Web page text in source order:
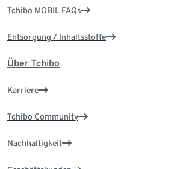
Tchibo MOBIL FAQs
Entsorgung / Inhaltsstoffe
Über Tchibo
Karriere
Tchibo Community
Nachhaltigkeit